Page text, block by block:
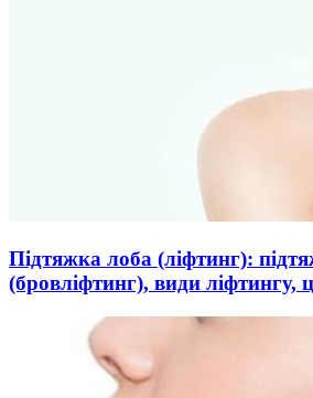
Підтяжка лоба (ліфтинг):
(бровліфтинг), види ліфтингу,